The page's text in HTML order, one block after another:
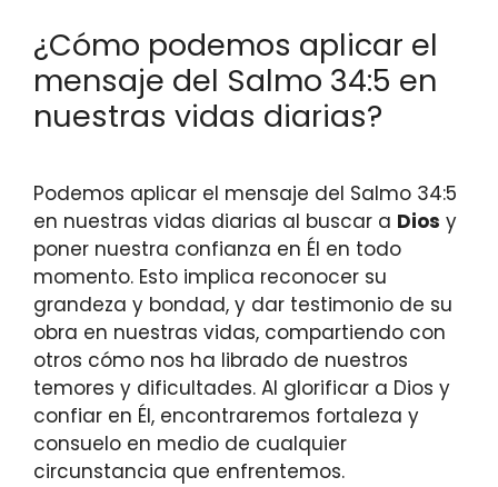
¿Cómo podemos aplicar el
mensaje del Salmo 34:5 en
nuestras vidas diarias?
Podemos aplicar el mensaje del Salmo 34:5
en nuestras vidas diarias al buscar a Dios y
poner nuestra confianza en Él en todo
momento. Esto implica reconocer su
grandeza y bondad, y dar testimonio de su
obra en nuestras vidas, compartiendo con
otros cómo nos ha librado de nuestros
temores y dificultades. Al glorificar a Dios y
confiar en Él, encontraremos fortaleza y
consuelo en medio de cualquier
circunstancia que enfrentemos.